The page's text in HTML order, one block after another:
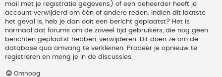
mail met je registratie gegevens) of een beheerder heeft je
account verwijderd om één of andere reden. Indien dit laatste
het geval is, heb je dan ooit een bericht geplaatst? Het is
normaal dat forums om de zoveel tijd gebruikers, die nog geen
berichten geplaatst hebben, verwijderen. Dit doen ze om de
database qua omvang te verkleinen. Probeer je opnieuw te
registreren en meng je in de discussies.
Omhoog